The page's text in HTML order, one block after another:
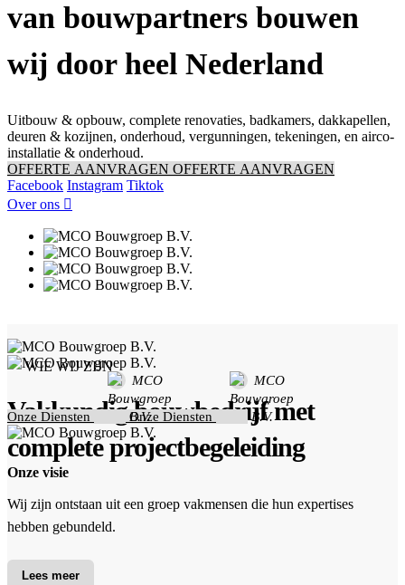
van bouwpartners bouwen
wij door heel Nederland
Uitbouw & opbouw, complete renovaties, badkamers, dakkapellen,
deuren & kozijnen, onderhoud, vergunningen, tekeningen, en airco-
installatie & onderhoud.
OFFERTЕ AANVRAGEN OFFERTЕ AANVRAGEN
Facebook Instagram Tiktok
Over ons
WIE WIJ ZIJN
Vakkundig bouwbedrijf met
complete projectbegeleiding
Onze Diensten Onze Diensten
Onze visie
Wij zijn ontstaan uit een groep vakmensen die hun expertises
hebben gebundeld.
Gedrevenheid, vakmanschap en servicegerichtheid staan bij ons
Lees meer